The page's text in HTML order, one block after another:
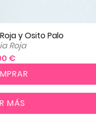
y Osito Palo
Roja
€
MÁS